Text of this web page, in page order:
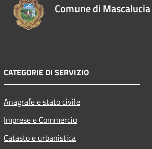
Comune di Mascalucia
CATEGORIE DI SERVIZIO
Anagrafe e stato civile
Imprese e Commercio
Catasto e urbanistica